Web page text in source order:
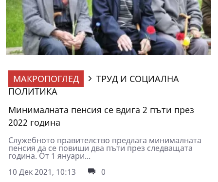
МАКРОПОГЛЕД
ТРУД И СОЦИАЛНА
ПОЛИТИКА
Минималната пенсия се вдига 2 пъти през
2022 година
Служебното правителство предлага минималната
пенсия да се повиши два пъти през следващата
година. От 1 януари...
10 Дек 2021, 10:13
0